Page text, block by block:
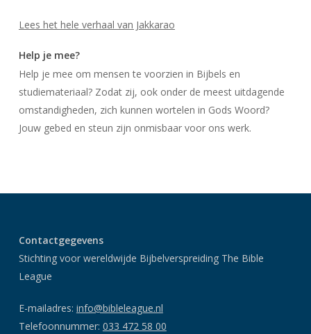
Lees het hele verhaal van Jakkarao
Help je mee?
Help je mee om mensen te voorzien in Bijbels en
studiemateriaal? Zodat zij, ook onder de meest uitdagende
omstandigheden, zich kunnen wortelen in Gods Woord?
Jouw gebed en steun zijn onmisbaar voor ons werk.
Contactgegevens
Stichting voor wereldwijde Bijbelverspreiding The Bible
League
E-mailadres: info@bibleleague.nl
Telefoonnummer: 033 472 58 00